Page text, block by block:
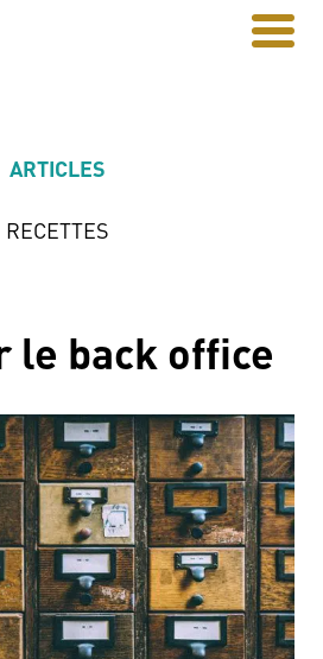
ARTICLES
RECETTES
le back office